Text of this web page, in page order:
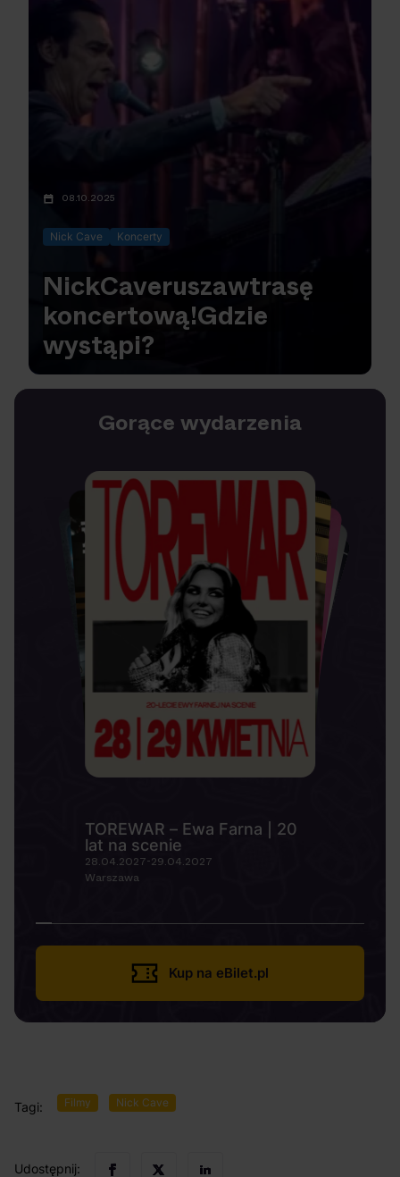
08.10.2025
Nick Cave Koncerty
NickCaveruszawtrasę
koncertową!Gdzie
wystąpi?
Gorące wydarzenia
TOREWAR – Ewa Farna | 20
lat na scenie
28.04.2027-29.04.2027
Warszawa
Kup na eBilet.pl
Tagi: Filmy Nick Cave
Udostępnij: